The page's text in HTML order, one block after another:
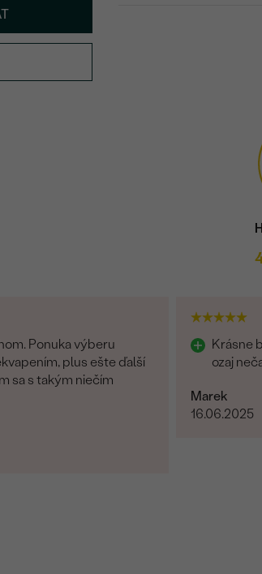
Ponuka výberu
plus ešte ďalší
sa s takým niečím
Krásne
ozaj
Marek
16.06.2025